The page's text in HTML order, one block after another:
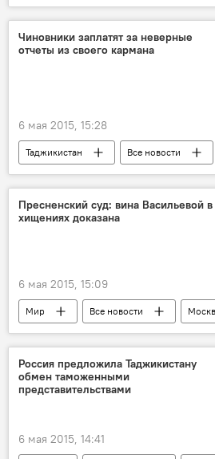
Экономика
Китай
Саидрахмон
Минэкономразвития Таджикистана
Чиновники заплатят за неверные
отчеты из своего кармана
6 мая 2015, 15:28
Таджикистан
Все новости
Политика
Рустам Шохмурод
Шарофиддин Сироджов
Правительство Таджикистана
Пресненский суд: вина Васильевой в
хищениях доказана
6 мая 2015, 15:09
Мир Все новости
приговор
условный срок
Происшествия, ЧП, криминал
Россия предложила Таджикистану
обмен таможенными
представительствами
6 мая 2015, 14:41